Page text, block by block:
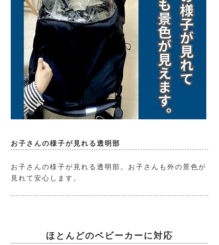
お子さんの様子が見れる透明部
お子さんの様子が見れる透明部。お子さんも外の景色が
見れて安心します。
ほとんどのベビーカーに対応